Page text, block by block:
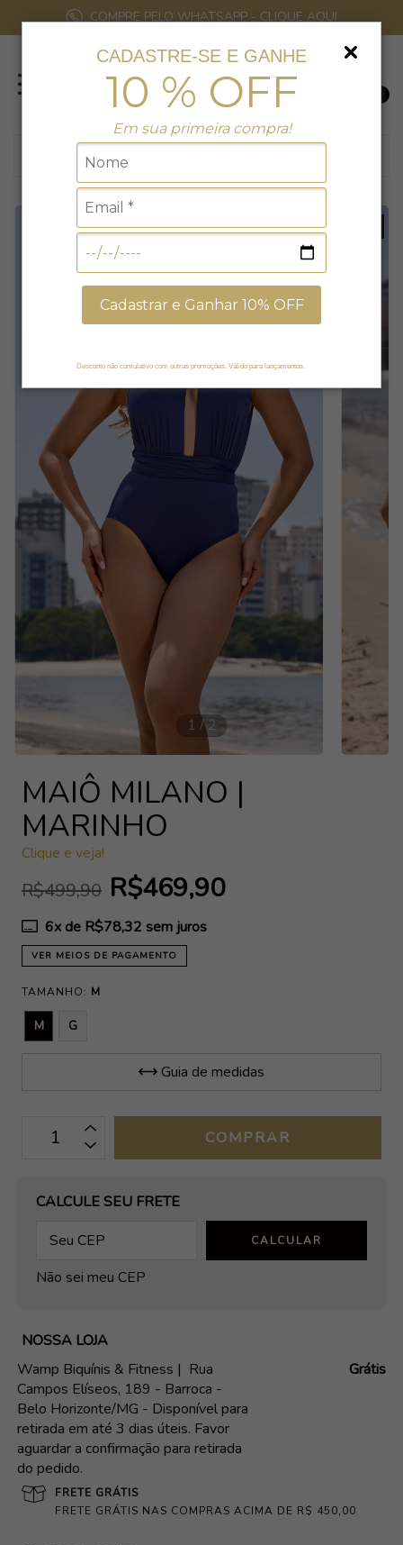
CADASTRE-SE E GANHE
10 % OFF
Em sua primeira compra!
Cadastrar e Ganhar 10% OFF
Desconto não cumulativo com outras promoções. Válido para lançamentos.
COMPRE PELO WHATSAPP - CLIQUE AQUI
6% EXCLUSIVO NO SITE
1 /2
MAIÔ MILANO |
MARINHO
Clique e veja!
R$499,90 R$469,90
6x de R$78,32 sem juros
VER MEIOS DE PAGAMENTO
TAMANHO: M
M G
Guia de medidas
OPÇÕES DE FRETE
CALCULE SEU FRETE
CALCULAR
Não sei meu CEP
NOSSA LOJA
Wamp Biquínis & Fitness | Rua
Campos Elíseos, 189 - Barroca -
Belo Horizonte/MG - Disponível para
retirada em até 3 dias úteis. Favor
aguardar a confirmação para retirada
do pedido.
Grátis
FRETE GRÁTIS
FRETE GRÁTIS NAS COMPRAS ACIMA DE R$ 450,00